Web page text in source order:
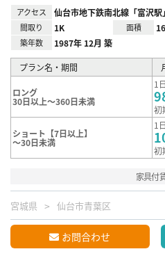
アクセス 仙台市地下鉄南北線「富沢駅」
間取り 1K 面積
築年数 1987年 12月 築
プラン名・期間
ロング
30日以上～360日未満
1
初
ショート【7日以上】
～30日未満
1
初
家具付
宮城県 仙台市青葉区
お問合わせ